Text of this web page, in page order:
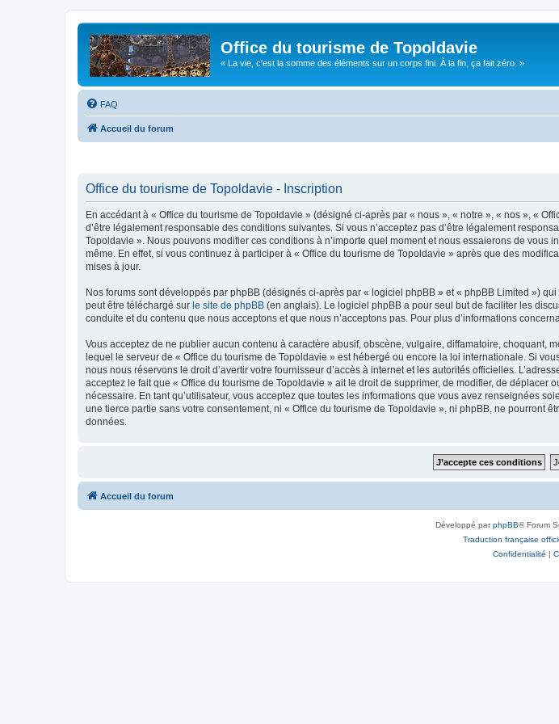
Office du tourisme de Topoldavie
« La vie, c'est la somme des éléments sur un corps fini. À la fin, ça fait zéro. »
FAQ
Accueil du forum
Office du tourisme de Topoldavie - Inscription
En accédant à « Office du tourisme de Topoldavie » (désigné ci-après par « nous », « notre », « nos », «
d’être légalement responsable des conditions suivantes. Si vous n’acceptez pas d’être légalement
Topoldavie ». Nous pouvons modifier ces conditions à n’importe quel moment et nous essaierons de
même. En effet, si vous continuez à participer à « Office du tourisme de Topoldavie » après que des
mises à jour.
Nos forums sont développés par phpBB (désignés ci-après par « logiciel phpBB » et « phpBB Limited »)
peut être téléchargé sur le site de phpBB (en anglais). Le logiciel phpBB a pour seul but de faciliter les
conduite et du contenu que nous acceptons et que nous n’acceptons pas. Pour plus d’informations
Vous acceptez de ne publier aucun contenu à caractère abusif, obscène, vulgaire, diffamatoire,
lequel le serveur de « Office du tourisme de Topoldavie » est hébergé ou encore la loi internationale. Si
nous nous réservons le droit d’avertir votre fournisseur d’accès à internet et les autorités officielles.
acceptez le fait que « Office du tourisme de Topoldavie » ait le droit de supprimer, de modifier, de
nécessaire. En tant qu’utilisateur, vous acceptez que toutes les informations que vous avez renseignées
une tierce partie sans votre consentement, ni « Office du tourisme de Topoldavie », ni phpBB, ne pourront
données.
Accueil du forum
Développé parphpBB® Forum
Traduction française
Confidentialité |